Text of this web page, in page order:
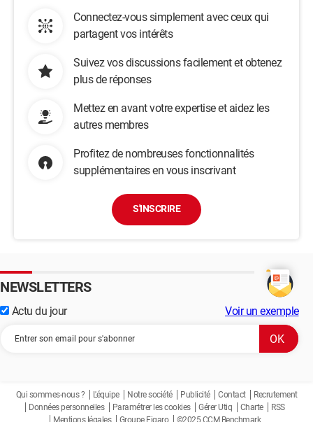
Connectez-vous simplement avec ceux qui
partagent vos intérêts
Suivez vos discussions facilement et obtenez
plus de réponses
Mettez en avant votre expertise et aidez les
autres membres
Profitez de nombreuses fonctionnalités
supplémentaires en vous inscrivant
S'INSCRIRE
NEWSLETTERS
Actu du jour Voir un exemple
Qui sommes-nous ? L'équipe Notre société Publicité Contact
Recrutement
Données personnelles
Paramétrer les cookies Gérer Utiq Charte
RSS
Mentions légales
Groupe Figaro ©2025 CCM Benchmark